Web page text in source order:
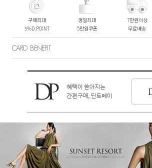
구매최대
5%D.POINT
생일최대
5만원쿠폰
7만원이상
무료배송
CARD BENEFIT